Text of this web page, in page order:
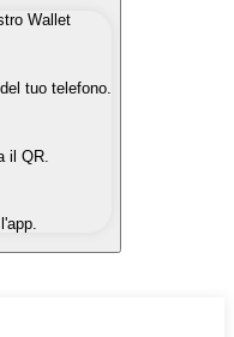
interessano in modo
valuta fiat quando ne
un'altra
self-custodial.
Wallet
tuo telefono.
il QR.